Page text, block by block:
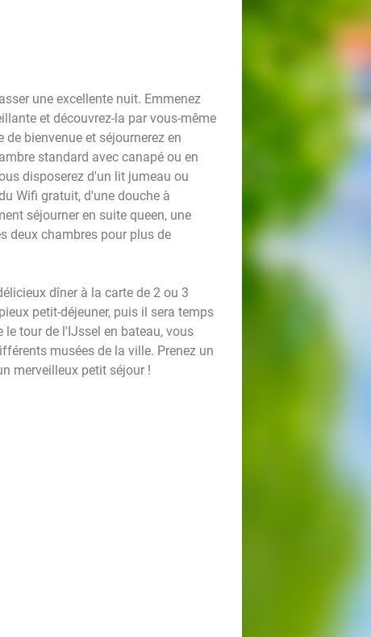
une excellente nuit. Emmenez
et découvrez-la par vous-même
bienvenue et séjournerez en
standard avec canapé ou en
disposerez d'un lit jumeau ou
Wifi gratuit, d'une douche à
séjourner en suite queen, une
deux chambres pour plus de
dîner à la carte de 2 ou 3
petit-déjeuner, puis il sera temps
tour de l'IJssel en bateau, vous
musées de la ville. Prenez un
merveilleux petit séjour !